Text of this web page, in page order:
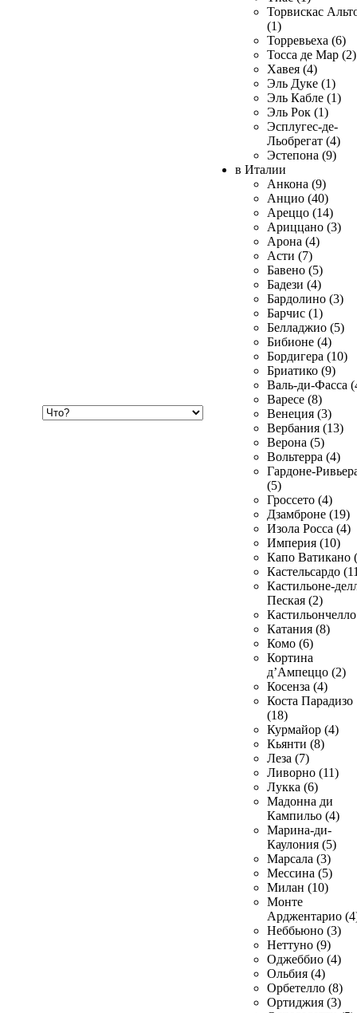
Торвискас
(1)
Торревьеха (6)
Тосса де Мар (2)
Хавея (4)
Эль Дуке (1)
Эль Кабле (1)
Эль Рок (1)
Эсплугес-де-
Льобрегат (4)
Эстепона (9)
в Италии
Анкона (9)
Анцио (40)
Ареццо (14)
Ариццано (3)
Арона (4)
Асти (7)
Бавено (5)
Бадези (4)
Бардолино (3)
Барчис (1)
Белладжио (5)
Бибионе (4)
Бордигера (10)
Бриатико (9)
Валь-ди-Фасса
Варесе (8)
Венеция (3)
Вербания (13)
Верона (5)
Вольтерра (4)
Гардоне-
(5)
Гроссето (4)
Дзамброне (19)
Изола Росса (4)
Империя (10)
Капо Ватикано
Кастельсардо
Кастильоне-
Пеская (2)
Катания (8)
Комо (6)
Кортина
д’Ампеццо (2)
Косенза (4)
Коста Парадизо
(18)
Курмайор (4)
Кьянти (8)
Леза (7)
Ливорно (11)
Лукка (6)
Мадонна ди
Кампильо (4)
Марина-ди-
Каулония (5)
Марсала (3)
Мессина (5)
Милан (10)
Монте
Арджентарио
Неббьюно (3)
Неттуно (9)
Оджеббио (4)
Ольбия (4)
Орбетелло (8)
Ортиджия (3)